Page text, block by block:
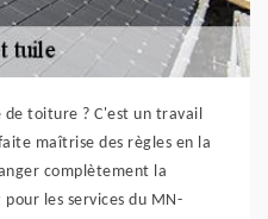
de toiture ? C'est un travail
maîtrise des règles en la
complètement la
les services du MN-